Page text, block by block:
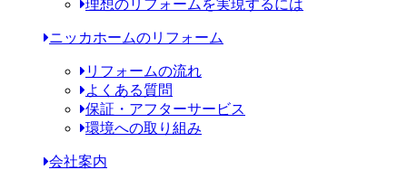
理想のリフォームを実現するには
ニッカホームのリフォーム
リフォームの流れ
よくある質問
保証・アフターサービス
環境への取り組み
会社案内